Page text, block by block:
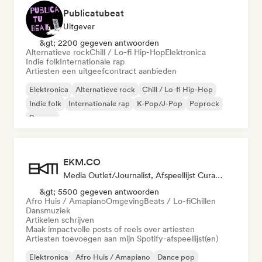
Publicatubeat
Uitgever
&gt; 2200 gegeven antwoorden
Alternatieve rockChill / Lo-fi Hip-HopElektronica
Indie folkInternationale rap
Artiesten een uitgeefcontract aanbieden
Elektronica Alternatieve rock
Chill / Lo-fi Hip-Hop
Indie folk
Internationale rap K-Pop/J-Pop
Poprock
Reggae
EKM.CO
Media Outlet/Journalist, Afspeellijst Curator
&gt; 5500 gegeven antwoorden
Afro Huis / AmapianoOmgevingBeats / Lo-fiChillen
Dansmuziek
Artikelen schrijven
Maak impactvolle posts of reels over artiesten
Artiesten toevoegen aan mijn Spotify-afspeellijst(en)
Elektronica Afro Huis / Amapiano
Dance pop